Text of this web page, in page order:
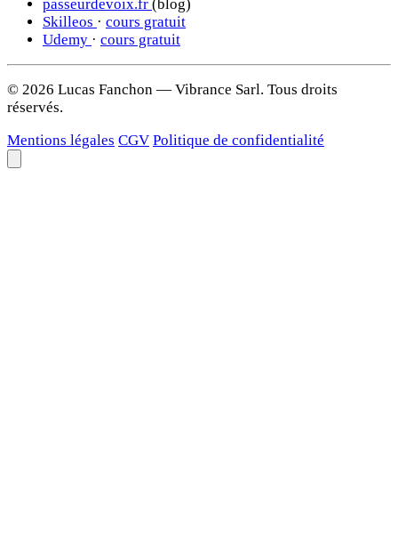
passeurdevoix.fr (blog)
Skilleos · cours gratuit
Udemy · cours gratuit
© 2026 Lucas Fanchon — Vibrance Sarl. Tous droits
réservés.
Mentions légales CGV Politique de confidentialité